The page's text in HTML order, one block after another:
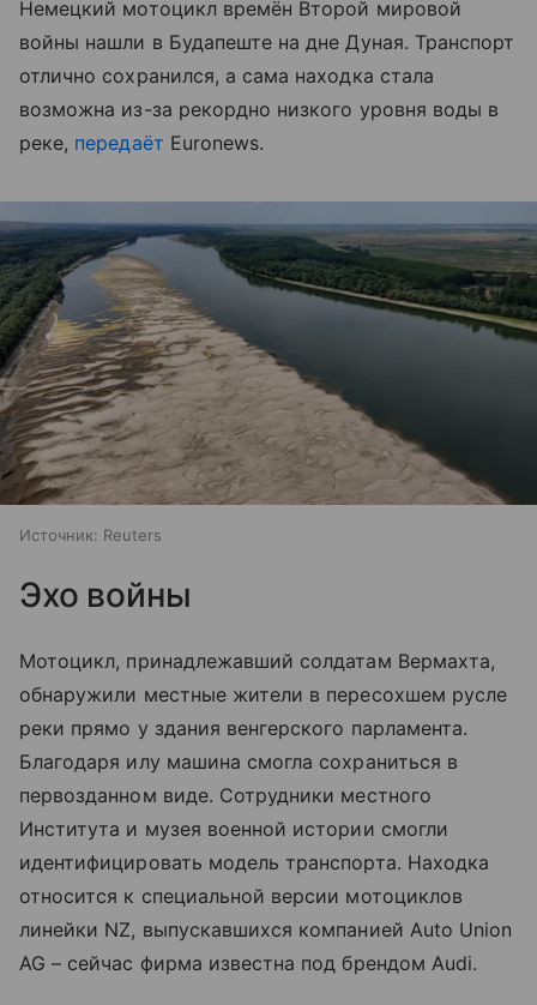
Немецкий мотоцикл времён Второй мировой
войны нашли в Будапеште на дне Дуная. Транспорт
отлично сохранился, а сама находка стала
возможна из-за рекордно низкого уровня воды в
реке, передаёт Euronews.
Источник: Reuters
Эхо войны
Мотоцикл, принадлежавший солдатам Вермахта,
обнаружили местные жители в пересохшем русле
реки прямо у здания венгерского парламента.
Благодаря илу машина смогла сохраниться в
первозданном виде. Сотрудники местного
Института и музея военной истории смогли
идентифицировать модель транспорта. Находка
относится к специальной версии мотоциклов
линейки NZ, выпускавшихся компанией Auto Union
AG – сейчас фирма известна под брендом Audi.